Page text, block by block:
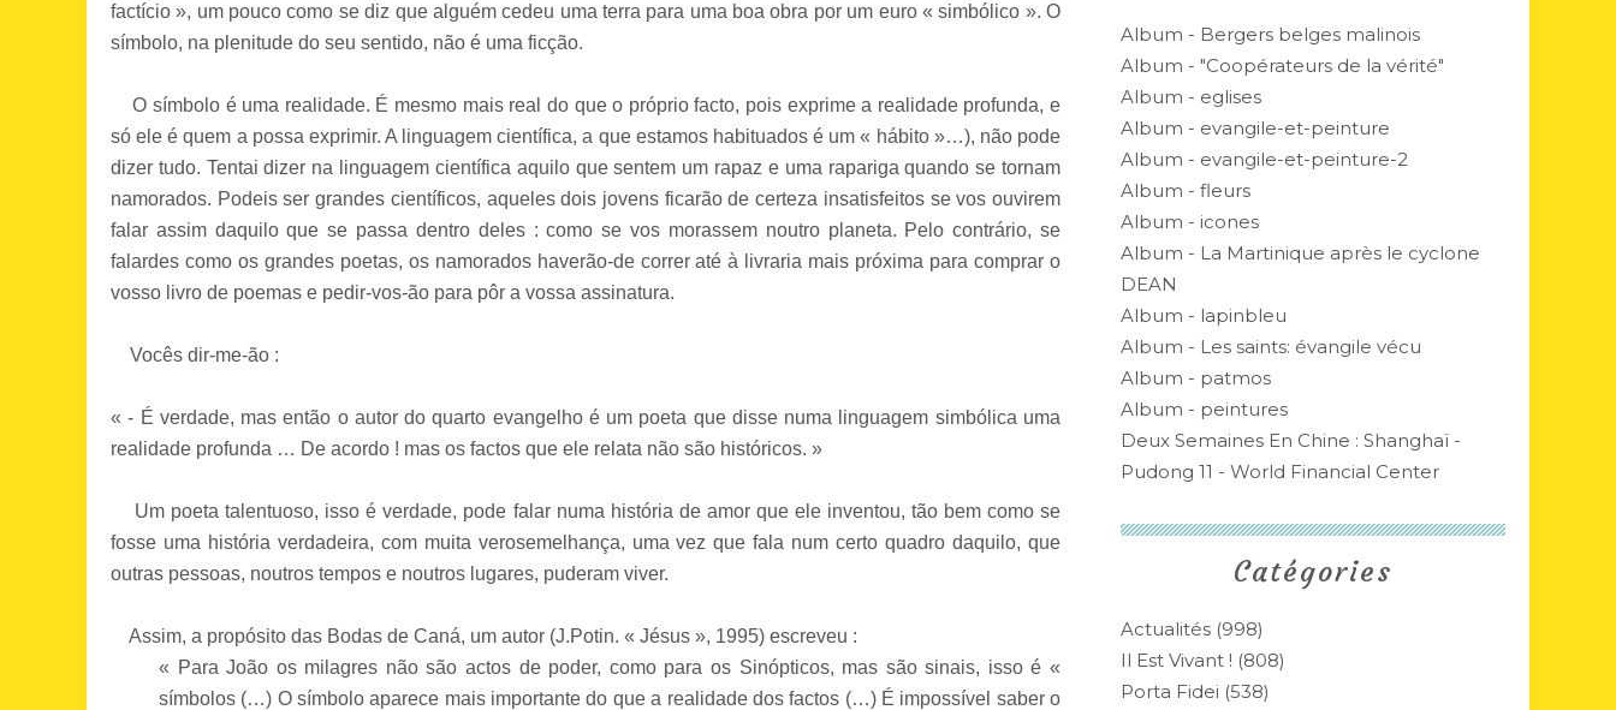
factício », um pouco como se diz que alguém cedeu uma terra para uma boa obra por um euro « simbólico ». O
símbolo, na plenitude do seu sentido, não é uma ficção.
O símbolo é uma realidade. É mesmo mais real do que o próprio facto, pois exprime a realidade profunda, e
só ele é quem a possa exprimir. A linguagem científica, a que estamos habituados é um « hábito »…), não pode
dizer tudo. Tentai dizer na linguagem científica aquilo que sentem um rapaz e uma rapariga quando se tornam
namorados. Podeis ser grandes científicos, aqueles dois jovens ficarão de certeza insatisfeitos se vos ouvirem
falar assim daquilo que se passa dentro deles : como se vos morassem noutro planeta. Pelo contrário, se
falardes como os grandes poetas, os namorados haverão-de correr até à livraria mais próxima para comprar o
vosso livro de poemas e pedir-vos-ão para pôr a vossa assinatura.
Vocês dir-me-ão :
« - É verdade, mas então o autor do quarto evangelho é um poeta que disse numa linguagem simbólica uma
realidade profunda … De acordo ! mas os factos que ele relata não são históricos. »
Um poeta talentuoso, isso é verdade, pode falar numa história de amor que ele inventou, tão bem como se
fosse uma história verdadeira, com muita verosemelhança, uma vez que fala num certo quadro daquilo, que
outras pessoas, noutros tempos e noutros lugares, puderam viver.
Assim, a propósito das Bodas de Caná, um autor (J.Potin. « Jésus », 1995) escreveu :
« Para João os milagres não são actos de poder, como para os Sinópticos, mas são sinais, isso é «
símbolos (…) O símbolo aparece mais importante do que a realidade dos factos (…) É impossível saber o
Catégories
Actualités (998)
Il Est Vivant ! (808)
Porta Fidei (538)
Album - Bergers belges malinois
Album - "Coopérateurs de la vérité"
Album - eglises
Album - evangile-et-peinture
Album - evangile-et-peinture-2
Album - fleurs
Album - icones
Album - La Martinique après le cyclone
DEAN
Album - lapinbleu
Album - Les saints: évangile vécu
Album - patmos
Album - peintures
Deux Semaines En Chine : Shanghaï -
Pudong 11 - World Financial Center